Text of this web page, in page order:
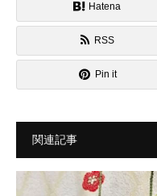
Hatena
RSS
Pin it
関連記事